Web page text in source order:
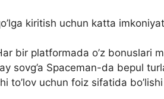
kiritish uchun katta
bir platformada o’z bonuslari
Spaceman-da bepul
to’lov uchun foiz sifatida